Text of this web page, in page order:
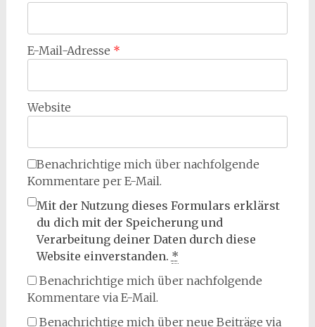
E-Mail-Adresse *
Website
Benachrichtige mich über nachfolgende
Kommentare per E-Mail.
Mit der Nutzung dieses Formulars erklärst
du dich mit der Speicherung und
Verarbeitung deiner Daten durch diese
Website einverstanden. *
Benachrichtige mich über nachfolgende
Kommentare via E-Mail.
Benachrichtige mich über neue Beiträge via